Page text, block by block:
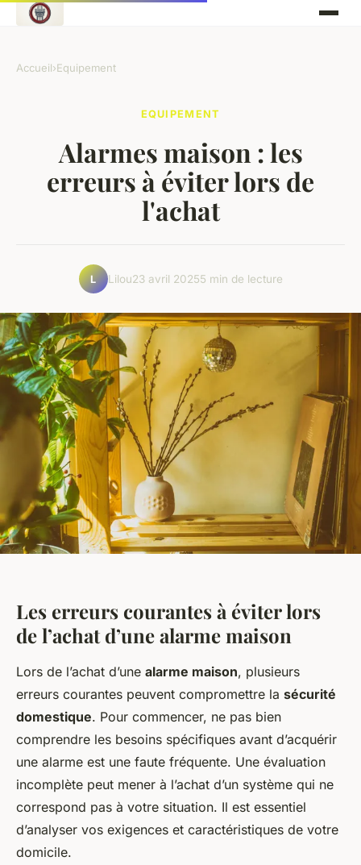
Accueil›Equipement
EQUIPEMENT
Alarmes maison : les
erreurs à éviter lors de
l'achat
L Lilou23 avril 20255 min de lecture
Les erreurs courantes à éviter lors
de l’achat d’une alarme maison
Lors de l’achat d’une alarme maison, plusieurs
erreurs courantes peuvent compromettre la sécurité
domestique. Pour commencer, ne pas bien
comprendre les besoins spécifiques avant d’acquérir
une alarme est une faute fréquente. Une évaluation
incomplète peut mener à l’achat d’un système qui ne
correspond pas à votre situation. Il est essentiel
d’analyser vos exigences et caractéristiques de votre
domicile.